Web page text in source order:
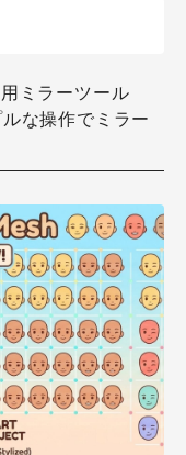
ミラーツール
な操作でミラー